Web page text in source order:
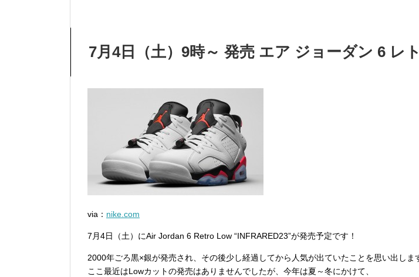
7月4日（土）9時～ 発売 エア ジョーダン 6 レ
via： nike.com
7月4日（土）にAir Jordan 6 Retro Low “INFRARED23”が発売予定です！
2000年ごろ黒×銀が発売され、その後少し経過してから人気が出ていたことを思い出しま
ここ最近はLowカットの発売はありませんでしたが、今年は夏～冬にかけて、